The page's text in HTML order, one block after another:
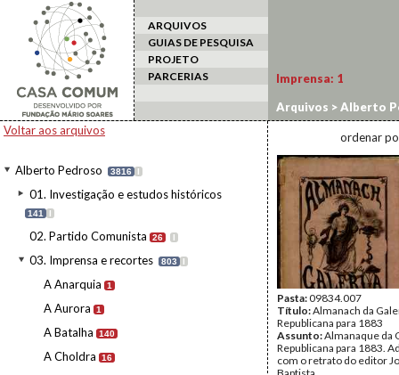
ARQUIVOS
GUIAS DE PESQUISA
PROJETO
PARCERIAS
Voltar aos arquivos
Alberto Pedroso 3816 I
01. Investigação e estudos históricos
141 I
02. Partido Comunista 26 I
03. Imprensa e recortes 803 I
A Anarquia 1
A Aurora 1
A Batalha 140
A Choldra 16
Imprensa: 1
Arquivos >Alberto
ordenar
Pasta:09834.007
Título:Almanach da
Republicana para 1883
Assunto:Almanaque da
Republicana para 1883.
com o retrato do editor